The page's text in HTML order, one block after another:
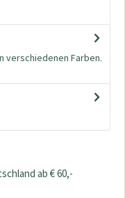
verschiedenen Farben.
ab € 60,-